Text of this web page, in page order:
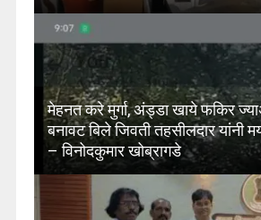
मेहनत करे मुर्गा, अंड्डा खाये फकिर
बनावट बिले जिवती तहसीलदार यांनी
– विनोदकुमार खोब्रागडे